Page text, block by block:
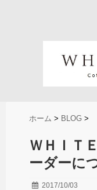
ホーム > BLOG >
ＷＨＩＴ
ーダーに
2017/10/03